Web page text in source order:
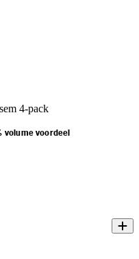
4-pack
volume voordeel